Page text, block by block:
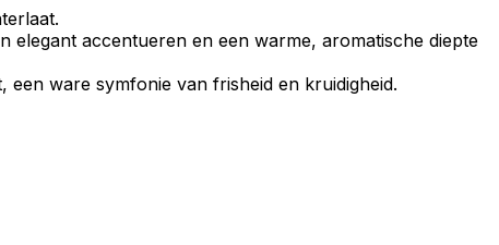
elegant accentueren en een warme, aromatische diepte
ware symfonie van frisheid en kruidigheid.